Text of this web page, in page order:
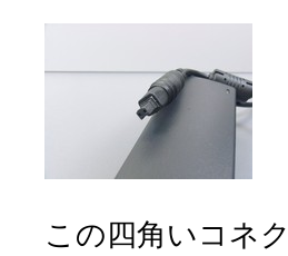
この四角いコネ